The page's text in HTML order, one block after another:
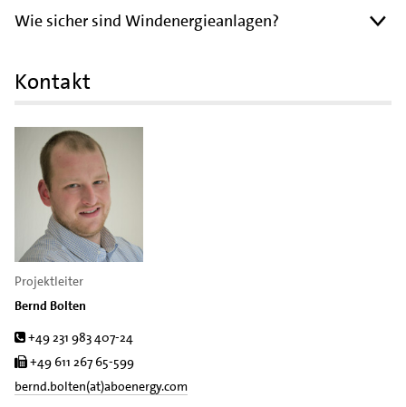
Wie sicher sind Windenergieanlagen?
Kontakt
Projektleiter
Bernd Bolten
Tel.
+49 231 983 407-24
Fax
+49 611 267 65-599
bernd.bolten(at)aboenergy.com